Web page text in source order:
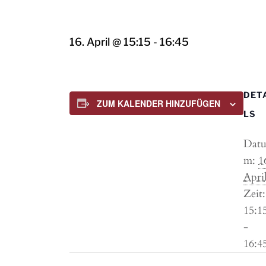
16. April @ 15:15 - 16:45
ZUM KALENDER HINZUFÜGEN
LS
Datu
m:
Zeit:
-